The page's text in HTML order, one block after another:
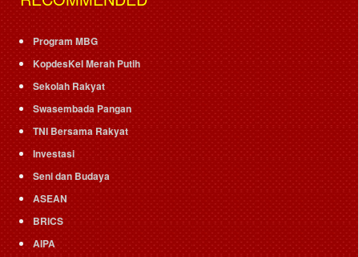
Program MBG
KopdesKel Merah Putih
Sekolah Rakyat
Swasembada Pangan
TNI Bersama Rakyat
Investasi
Seni dan Budaya
ASEAN
BRICS
AIPA